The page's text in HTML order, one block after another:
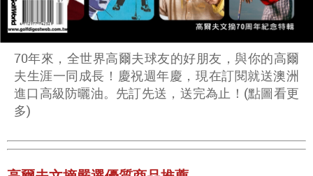
70年來，全世界高爾夫球友的好朋友，與你的高爾
夫生涯一同成長！慶祝週年慶，現在訂閱就送澳洲
進口高級防曬油。先訂先送，送完為止！(點圖看更
多)